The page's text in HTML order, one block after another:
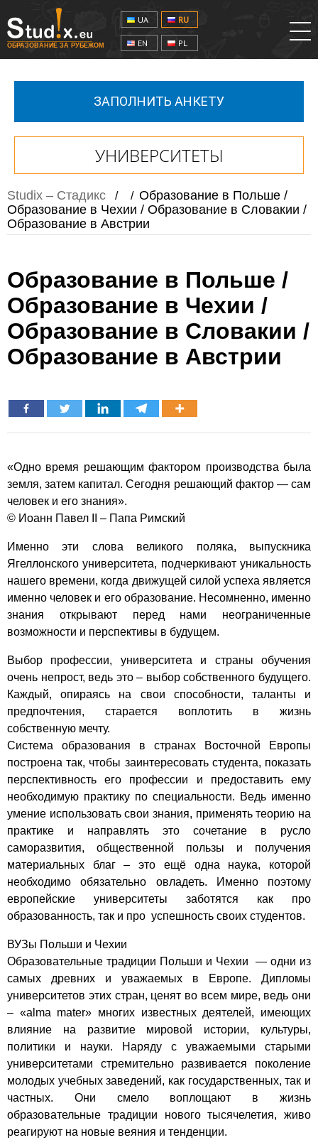
ОБРАЗОВАНИЕ ЗА РУБЕЖОМ
UA RU
EN PL
ЗАПОЛНИТЬ АНКЕТУ
УНИВЕРСИТЕТЫ
Studix – Стадикс / / Образование в Польше /
Образование в Чехии / Образование в Словакии /
Образование в Австрии
Образование в Польше /
Образование в Чехии /
Образование в Словакии /
Образование в Австрии
«Одно время решающим фактором производства была
земля, затем капитал. Сегодня решающий фактор — сам
человек и его знания».
© Иоанн Павел II – Папа Римский
Именно эти слова великого поляка, выпускника
Ягеллонского университета, подчеркивают уникальность
нашего времени, когда движущей силой успеха является
именно человек и его образование. Несомненно, именно
знания открывают перед нами неограниченные
возможности и перспективы в будущем.
Выбор профессии, университета и страны обучения
очень непрост, ведь это – выбор собственного будущего.
Каждый, опираясь на свои способности, таланты и
предпочтения, старается воплотить в жизнь
собственную мечту.
Система образования в странах Восточной Европы
построена так, чтобы заинтересовать студента, показать
перспективность его профессии и предоставить ему
необходимую практику по специальности. Ведь именно
умение использовать свои знания, применять теорию на
практике и направлять это сочетание в русло
саморазвития, общественной пользы и получения
материальных благ – это ещё одна наука, которой
необходимо обязательно овладеть. Именно поэтому
европейские университеты заботятся как про
образованность, так и про успешность своих студентов.
ВУЗы Польши и Чехии
Образовательные традиции Польши и Чехии — одни из
самых древних и уважаемых в Европе. Дипломы
университетов этих стран, ценят во всем мире, ведь они
– «alma mater» многих известных деятелей, имеющих
влияние на развитие мировой истории, культуры,
политики и науки. Наряду с уважаемыми старыми
университетами стремительно развивается поколение
молодых учебных заведений, как государственных, так и
частных. Они смело воплощают в жизнь
образовательные традиции нового тысячелетия, живо
реагируют на новые веяния и тенденции.